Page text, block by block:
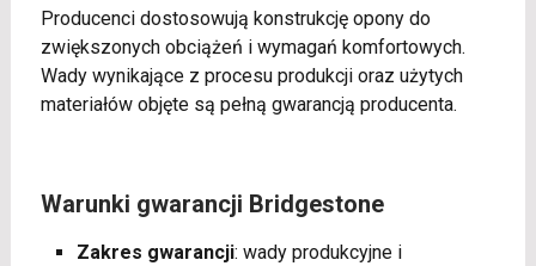
Producenci dostosowują konstrukcję opony do
zwiększonych obciążeń i wymagań komfortowych.
Wady wynikające z procesu produkcji oraz użytych
materiałów objęte są pełną gwarancją producenta.
Warunki gwarancji Bridgestone
Zakres gwarancji: wady produkcyjne i